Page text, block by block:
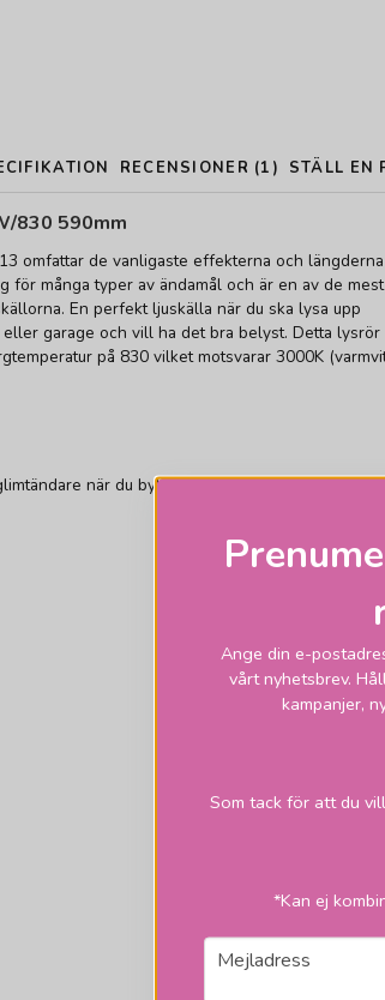
RECENSIONER (1) STÄLL EN
830 590mm
omfattar de vanligaste effekterna och längderna
för många typer av ändamål och är en av de mest
En perfekt ljuskälla när du ska lysa upp
garage och vill ha det bra belyst. Detta lysrör
på 830 vilket motsvarar 3000K
när du byter till nya lysrör
Ange din e-
vårt nyhetsbrev.
kampanjer,
Som tack för att du
*Kan ej
email
Mejladress